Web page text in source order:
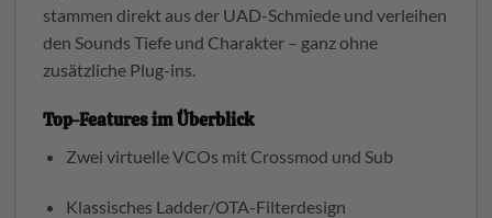
stammen direkt aus der UAD-Schmiede und verleihen
den Sounds Tiefe und Charakter – ganz ohne
zusätzliche Plug-ins.
Top-Features im Überblick
Zwei virtuelle VCOs mit Crossmod und Sub
Klassisches Ladder/OTA-Filterdesign